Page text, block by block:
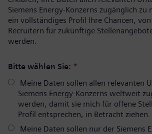
Siemens Energy-Konzerns zugänglich zu
ein vollständiges Profil Ihre Chancen,
Recruitern für zukünftige
werden.
Bitte wählen Sie: *
Meine Daten sollen allen relevanten
Siemens Energy-Konzerns weltweit
werden, damit sie mich für offene
Profil entsprechen, in Betracht ziehen.
Meine Daten sollen nur der Siemens